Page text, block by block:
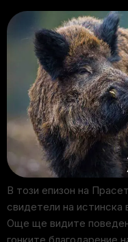
В този епизон на
свидетели на
Още ще видите